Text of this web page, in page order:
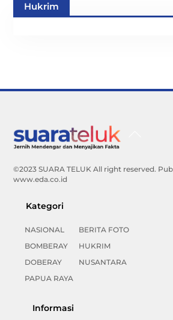
Hukrim
©2023 SUARA TELUK All right reserved.
www.eda.co.id
Kategori
NASIONAL
BOMBERAY
DOBERAY
PAPUA RAYA
BERITA FOTO
HUKRIM
NUSANTARA
Informasi